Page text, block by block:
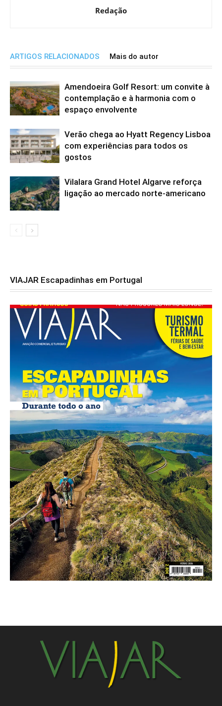
Redação
ARTIGOS RELACIONADOS Mais do autor
Amendoeira Golf Resort: um convite à
contemplação e à harmonia com o
espaço envolvente
Verão chega ao Hyatt Regency Lisboa
com experiências para todos os
gostos
Vilalara Grand Hotel Algarve reforça
ligação ao mercado norte-americano
VIAJAR Escapadinhas em Portugal